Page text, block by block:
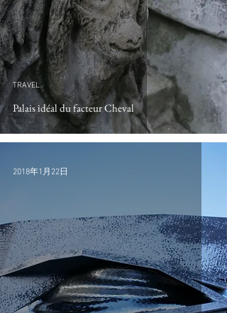
Palais idéal du facteur Cheval
TRAVEL
2018年1月22日